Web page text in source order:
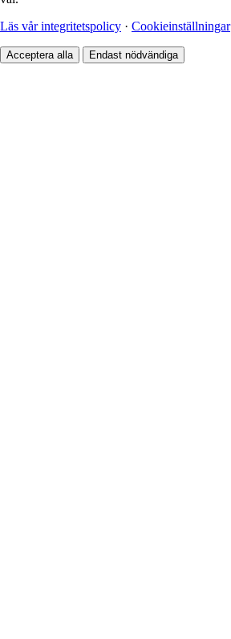
Läs vår integritetspolicy · Cookieinställningar
Acceptera alla Endast nödvändiga